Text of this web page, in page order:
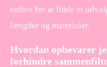
online for at finde et
længder og materialer.
Hvordan opbevarer
forhindre